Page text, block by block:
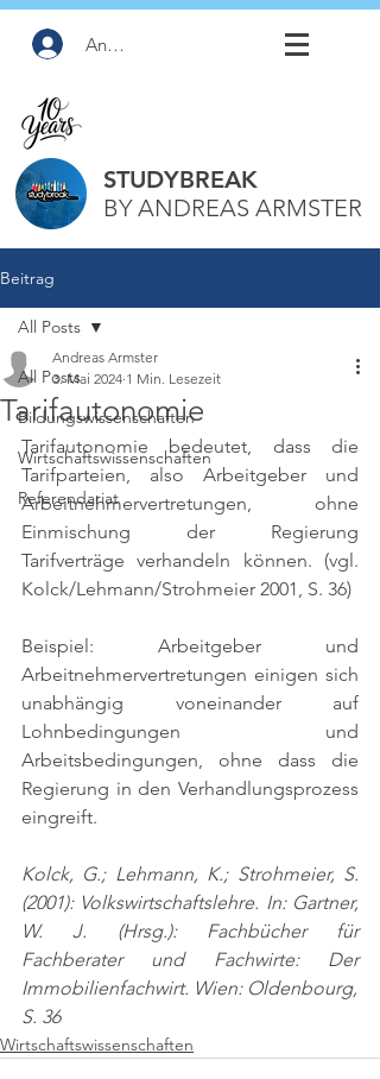
Anmelden
STUDYBREAK
BY ANDREAS ARMSTER
Beitrag
All Posts
Bildungswissenschaften
Wirtschaftswissenschaften
Referendariat
All Posts
Tarifautonomie
Andreas Armster
3. Mai 2024 1 Min. Lesezeit
Tarifautonomie bedeutet, dass die
Tarifparteien, also Arbeitgeber und
Arbeitnehmervertretungen, ohne
Einmischung der Regierung
Tarifverträge verhandeln können. (vgl.
Kolck/Lehmann/Strohmeier 2001, S. 36)
Beispiel: Arbeitgeber und
Arbeitnehmervertretungen einigen sich
unabhängig voneinander auf
Lohnbedingungen und
Arbeitsbedingungen, ohne dass die
Regierung in den Verhandlungsprozess
eingreift.
Kolck, G.; Lehmann, K.; Strohmeier, S.
(2001): Volkswirtschaftslehre. In: Gartner,
W. J. (Hrsg.): Fachbücher für
Fachberater und Fachwirte: Der
Immobilienfachwirt. Wien: Oldenbourg,
S. 36
Wirtschaftswissenschaften